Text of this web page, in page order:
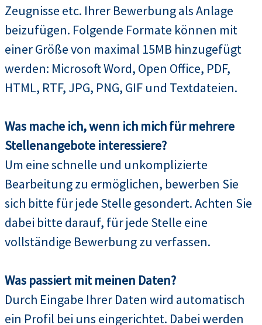
Zeugnisse etc. Ihrer Bewerbung als Anlage
beizufügen. Folgende Formate können mit
einer Größe von maximal 15MB hinzugefügt
werden: Microsoft Word, Open Office, PDF,
HTML, RTF, JPG, PNG, GIF und Textdateien.
Was mache ich, wenn ich mich für mehrere
Stellenangebote interessiere?
Um eine schnelle und unkomplizierte
Bearbeitung zu ermöglichen, bewerben Sie
sich bitte für jede Stelle gesondert. Achten Sie
dabei bitte darauf, für jede Stelle eine
vollständige Bewerbung zu verfassen.
Was passiert mit meinen Daten?
Durch Eingabe Ihrer Daten wird automatisch
ein Profil bei uns eingerichtet. Dabei werden